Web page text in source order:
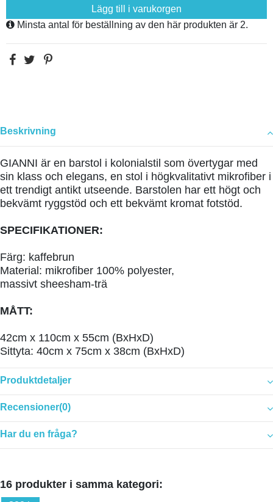
Lägg till i varukorgen
Minsta antal för beställning av den här produkten är 2.
Beskrivning
GIANNI är en barstol i kolonialstil som övertygar med
sin klass och elegans, en stol i högkvalitativt mikrofiber i
ett trendigt antikt utseende. Barstolen har ett högt och
bekvämt ryggstöd och ett bekvämt kromat fotstöd.
SPECIFIKATIONER:
Färg: kaffebrun
Material: mikrofiber 100% polyester,
massivt sheesham-trä
MÅTT:
42cm x 110cm x 55cm (BxHxD)
Sittyta: 40cm x 75cm x 38cm (BxHxD)
Produktdetaljer
Recensioner(0)
Har du en fråga?
16 produkter i samma kategori: